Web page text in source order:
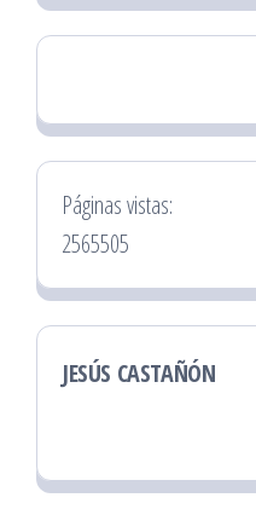
Páginas vistas:
2565505
JESÚS CASTAÑÓN